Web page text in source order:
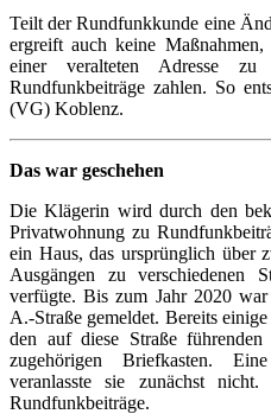
Teilt der Rundfunkkunde eine
ergreift auch keine
einer veralteten Adresse
Rundfunkbeiträge zahlen. So
(VG) Koblenz.
Das war geschehen
Die Klägerin wird durch den
Privatwohnung zu
ein Haus, das ursprünglich über
Ausgängen zu verschiedenen
verfügte. Bis zum Jahr 2020
A.-Straße gemeldet. Bereits
den auf diese Straße
zugehörigen Briefkasten.
veranlasste sie zunächst
Rundfunkbeiträge.